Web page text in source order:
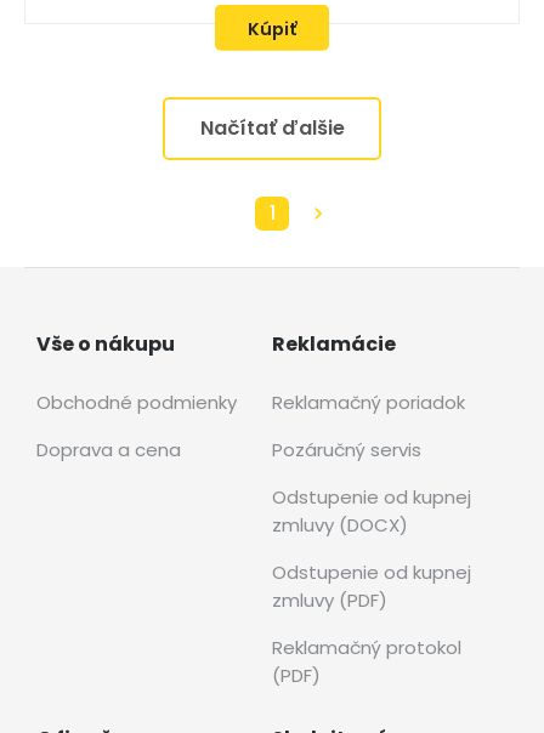
Kúpiť
Načítať ďalšie
1
Vše o nákupu
Obchodné podmienky
Doprava a cena
Reklamácie
Reklamačný poriadok
Pozáručný servis
Odstupenie od kupnej
zmluvy (DOCX)
Odstupenie od kupnej
zmluvy (PDF)
Reklamačný protokol
(PDF)